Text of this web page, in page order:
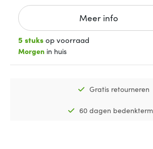
Meer info
5 stuksop voorraad
Morgen in huis
Gratis retourneren
60 dagen